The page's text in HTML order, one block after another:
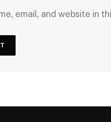
email, and website in